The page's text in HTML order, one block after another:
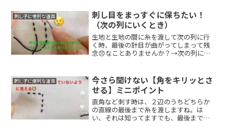
刺し子に便利な道具
刺し目をまっすぐに保ちたい！
（次の列にいくとき）
生地と生地の間に糸を渡して次の列に行
く時、最後の針目が曲がってしまって残
念😞なことありませんか？→次の列に移
刺し子に便利な道具
今さら聞けない【角をキリッとさ
せる】ミニポイント
直角など刺す時は、２辺のうちどちらか
の直線の最後まで糸を渡しますね。は
い、それは知ってますでも、最後まで糸